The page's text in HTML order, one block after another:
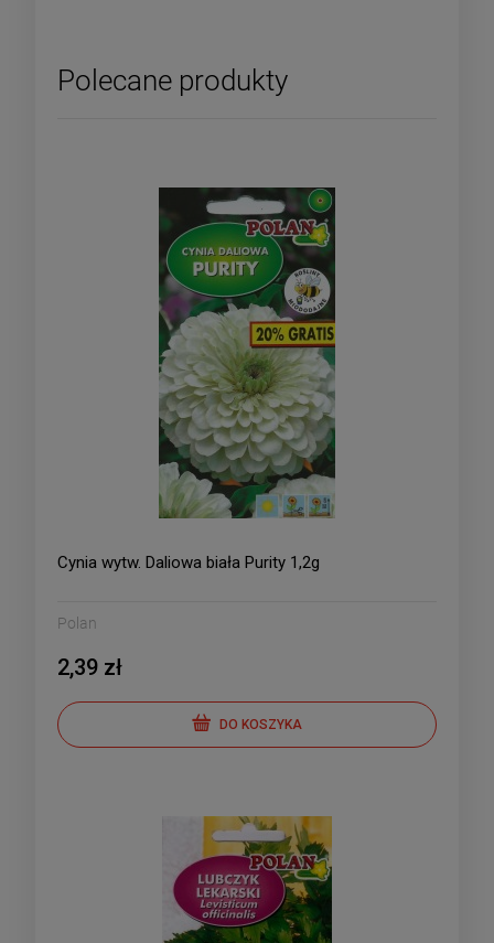
Polecane produkty
Cynia wytw. Daliowa biała Purity 1,2g
Polan
2,39 zł
DO KOSZYKA